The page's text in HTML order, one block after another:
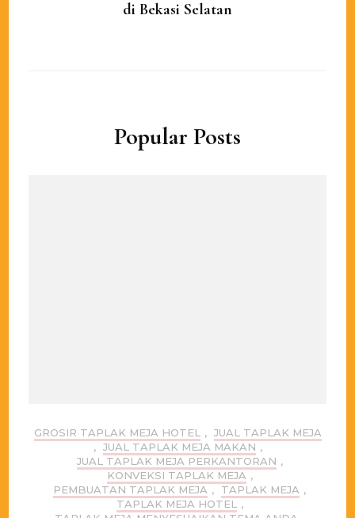
di Bekasi Selatan
Popular Posts
GROSIR TAPLAK MEJA HOTEL , JUAL TAPLAK MEJA
, JUAL TAPLAK MEJA MAKAN ,
JUAL TAPLAK MEJA PERKANTORAN ,
KONVEKSI TAPLAK MEJA ,
PEMBUATAN TAPLAK MEJA , TAPLAK MEJA ,
TAPLAK MEJA HOTEL
,